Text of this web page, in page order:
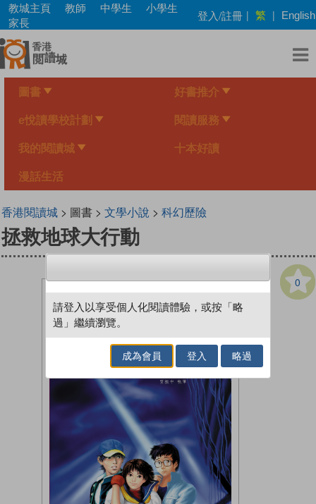
Skip
main
content
教城主頁 教師 中學生
小學生
家長
登入/註冊 | 繁 | English
圖書 好書推介
e悅讀學校計劃 閱讀服務
我的閱讀城 十本好讀
漫話生活
香港閱讀城> 圖書 > 文學小說 > 科幻歷險
拯救地球大行動
0
請登入以享受個人化閱讀體驗，或按「略
過」繼續瀏覽。
成為會員 登入 略過